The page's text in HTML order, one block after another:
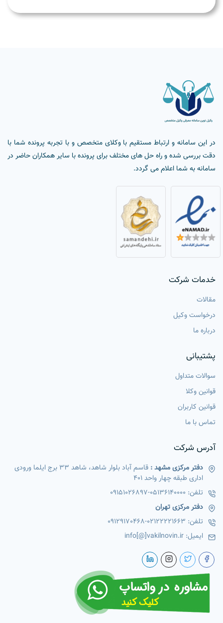
در این سامانه و ارتباط مستقیم با وکلای متخصص و با تجربه پرونده شما با
دقت بررسی شده و راه حل های مختلف برای پرونده با سایر همکاران حاضر در
سامانه به شما اعلام می گردد.
خدمات شرکت
مقالات
درخواست وکیل
درباره ما
پشتیبانی
سوالات متداول
قوانین وکلا
قوانین کاربران
تماس با ما
آدرس شرکت
دفتر مرکزی مشهد :
قاسم آباد بلوار شاهد، شاهد 33 برج ایلما ورودی
اداری طبقه چهار واحد 401
تلفن: 05136140000
-
09151026897
دفتر مرکزی تهران
تلفن: 02122221663
-
09129170468
ایمیل: info[@]vakilnovin.ir